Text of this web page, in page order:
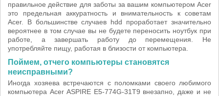
правильное действие для заботы за вашим компьютером Acer
это предельная аккуратность и внимательность к советам
Acer. В большинстве случаев hdd проработает значительно
вероятнее в том случае вы не будете переносить ноутбук при
работе, а завершать работу до перемещения. Не
употребляйте пищу, работая в близости от компьютера.
Поймем, отчего компьютеры становятся
неисправными?
Иногда хозяева встречаются с поломками своего любимого
компьютера Acer ASPIRE E5-774G-31T9 внезапно, даже и не